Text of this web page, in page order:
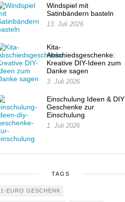
Windspiel mit
Satinbändern basteln
13. Juli 2026
Kita-
Abschiedsgeschenke:
Kreative DIY-Ideen zum
Danke sagen
3. Juli 2026
Einschulung Ideen & DIY
Geschenke zur
Einschulung
1. Juli 2026
TAGS
1-EURO GESCHENK